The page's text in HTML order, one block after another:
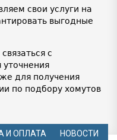
свои услуги на
выгодные
с
для получения
по подбору хомутов
И ОПЛАТА НОВОСТИ